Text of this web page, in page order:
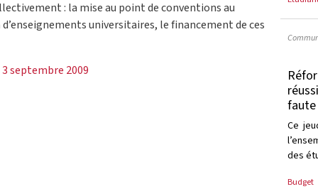
: la mise au point de conventions au
universitaires, le financement de ces
septembre 2009
faute
Ce
des
Budget